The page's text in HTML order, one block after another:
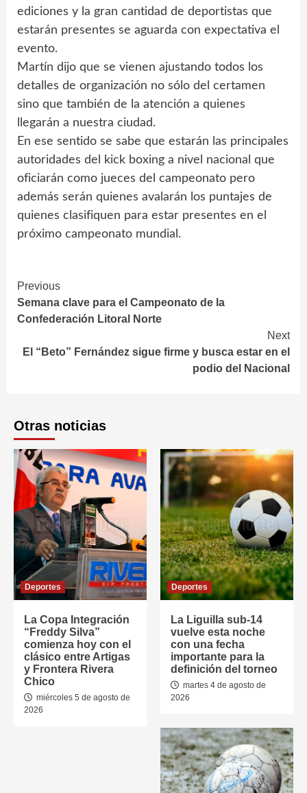
ediciones y la gran cantidad de deportistas que
estarán presentes se aguarda con expectativa el
evento.
Martín dijo que se vienen ajustando todos los
detalles de organización no sólo del certamen
sino que también de la atención a quienes
llegarán a nuestra ciudad.
En ese sentido se sabe que estarán las principales
autoridades del kick boxing a nivel nacional que
oficiarán como jueces del campeonato pero
además serán quienes avalarán los puntajes de
quienes clasifiquen para estar presentes en el
próximo campeonato mundial.
Continue
Reading
Previous
Semana clave para el Campeonato de la
Confederación Litoral Norte
Next
El “Beto” Fernández sigue firme y busca estar en el
podio del Nacional
Otras noticias
Deportes
La Copa Integración
“Freddy Silva”
comienza hoy con el
clásico entre Artigas
y Frontera Rivera
Chico
miércoles 5 de agosto de
2026
Deportes
La Liguilla sub-14
vuelve esta noche
con una fecha
importante para la
definición del torneo
martes 4 de agosto de
2026